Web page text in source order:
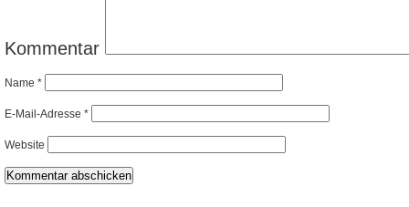
Kommentar
Name *
E-Mail-Adresse *
Website